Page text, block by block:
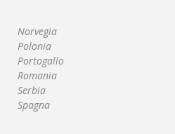
Norvegia
Polonia
Portogallo
Romania
Serbia
Spagna